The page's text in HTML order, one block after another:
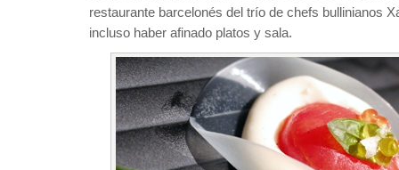
restaurante barcelonés del trío de chefs bullinianos
incluso haber afinado platos y sala.